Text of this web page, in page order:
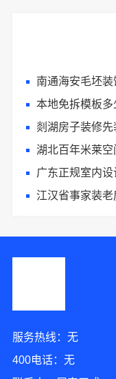
南通海安毛坯装饰公
本地免拆模板多
剡湖房子装修
湖北百年米莱空间美
广东正规室内设计透
江汉省事家装老房，
服务热线：无
400电话：无